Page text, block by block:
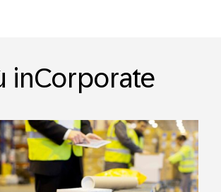
inCorporate